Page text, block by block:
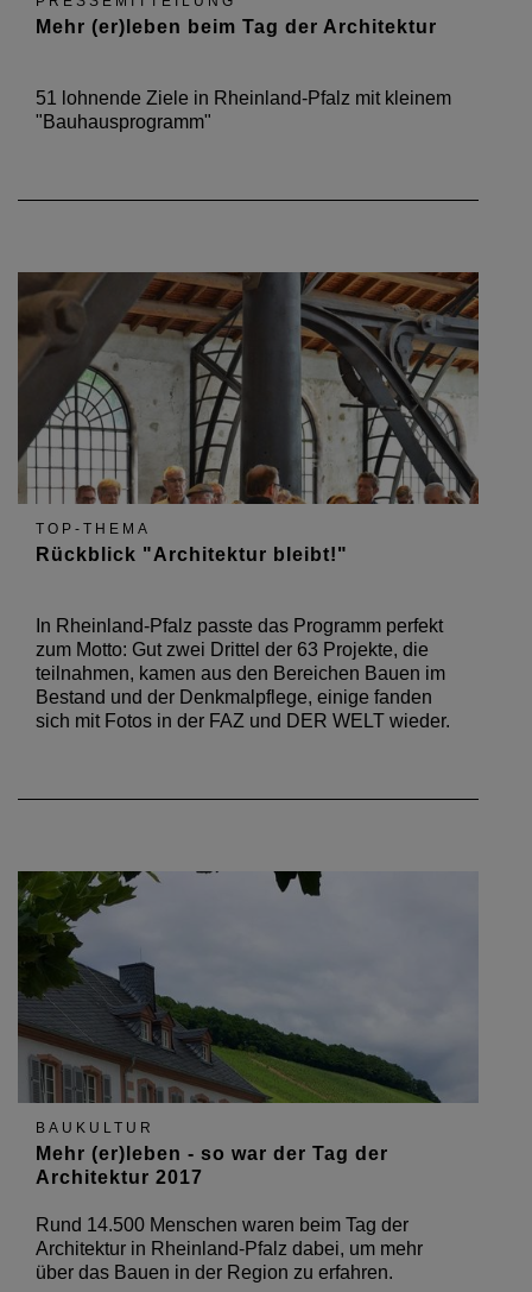
Mehr (er)leben beim Tag der Architektur
51 lohnende Ziele in Rheinland-Pfalz mit kleinem
"Bauhausprogramm"
TOP-THEMA
Rückblick "Architektur bleibt!"
In Rheinland-Pfalz passte das Programm perfekt
zum Motto: Gut zwei Drittel der 63 Projekte, die
teilnahmen, kamen aus den Bereichen Bauen im
Bestand und der Denkmalpflege, einige fanden
sich mit Fotos in der FAZ und DER WELT wieder.
BAUKULTUR
Mehr (er)leben - so war der Tag der
Architektur 2017
Rund 14.500 Menschen waren beim Tag der
Architektur in Rheinland-Pfalz dabei, um mehr
über das Bauen in der Region zu erfahren.